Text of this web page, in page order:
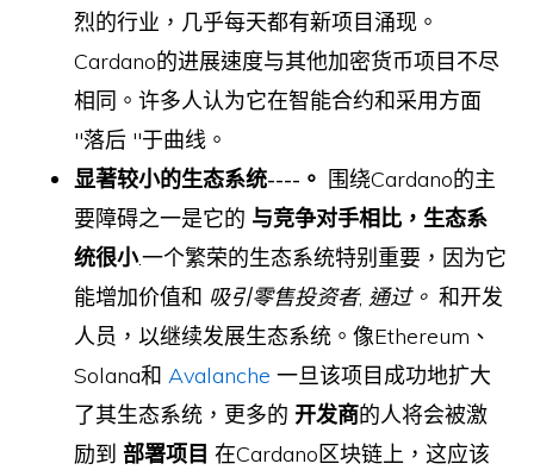
烈的行业，几乎每天都有新项目涌现。
Cardano的进展速度与其他加密货币项目不尽
相同。许多人认为它在智能合约和采用方面
"落后 "于曲线。
显著较小的生态系统----。 围绕Cardano的主
要障碍之一是它的 与竞争对手相比，生态系
统很小.一个繁荣的生态系统特别重要，因为它
能增加价值和 吸引零售投资者, 通过。 和开发
人员，以继续发展生态系统。像Ethereum、
Solana和Avalanche 一旦该项目成功地扩大
了其生态系统，更多的 开发商的人将会被激
励到 部署项目 在Cardano区块链上，这应该